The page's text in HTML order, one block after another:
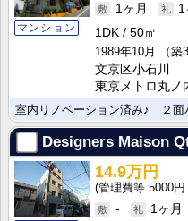
マンション
1ヶ月
1
1DK
50㎡
1989年10月
（築
文京区小石川
東京メトロ丸ノ
室内リノベーション済み♪ ２
Designers Maison
14.9万円
5000円
-
1ヶ月